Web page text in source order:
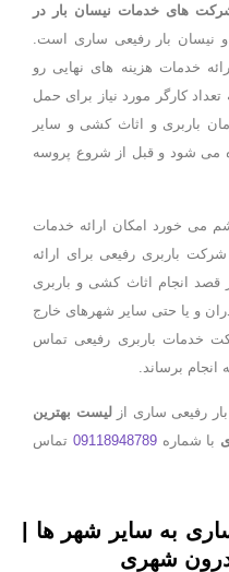
های خدمات نیسان بار در
نیسان بار رفیعی ساری است.
خدمات هزینه های نهایی رو
تعداد کارگر مورد نیاز برای حمل
باربری و اثاث کشی و سایر
می شود و قبل از شروع پروسه
می خورد امکان ارائه خدمات
باربری رفیعی برای ارائه
انجام اثاث کشی و باربری
و یا حتی سایر شهرهای خارج
خدمات باربری رفیعی تماس
برساند.
رفیعی ساری از لیست بهترین
با شماره09118948789 تماس
به سایر شهر ها |
درون شهری